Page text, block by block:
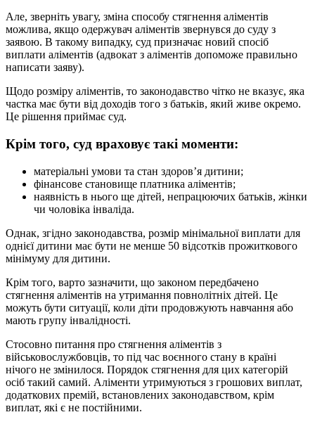
Але, зверніть увагу, зміна способу стягнення аліментів
можлива, якщо одержувач аліментів звернувся до суду з
заявою. В такому випадку, суд призначає новий спосіб
виплати аліментів (адвокат з аліментів допоможе правильно
написати заяву).
Щодо розміру аліментів, то законодавство чітко не вказує, яка
частка має бути від доходів того з батьків, який живе окремо.
Це рішення приймає суд.
Крім того, суд враховує такі моменти:
матеріальні умови та стан здоров’я дитини;
фінансове становище платника аліментів;
наявність в нього ще дітей, непрацюючих батьків, жінки
чи чоловіка інваліда.
Однак, згідно законодавства, розмір мінімальної виплати для
однієї дитини має бути не менше 50 відсотків прожиткового
мінімуму для дитини.
Крім того, варто зазначити, що законом передбачено
стягнення аліментів на утримання повнолітніх дітей. Це
можуть бути ситуації, коли діти продовжують навчання або
мають групу інвалідності.
Стосовно питання про стягнення аліментів з
військовослужбовців, то під час воєнного стану в країні
нічого не змінилося. Порядок стягнення для цих категорій
осіб такий самий. Аліменти утримуються з грошових виплат,
додаткових премій, встановлених законодавством, крім
виплат, які є не постійними.